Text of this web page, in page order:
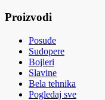
Proizvodi
Posuđe
Sudopere
Bojleri
Slavine
Bela tehnika
Pogledaj sve